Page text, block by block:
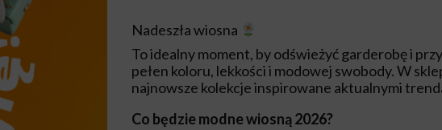
Nadeszła wiosna
To idealny moment, by odświeżyć garderobę i
pełen koloru, lekkości i modowej swobody. W
najnowsze kolekcje inspirowane aktualnymi
Co będzie modne wiosną 2026?